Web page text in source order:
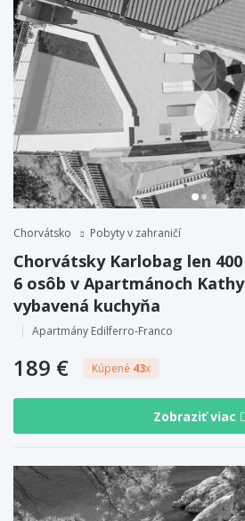
Chorvátsko Pobyty v zahraničí
Chorvátsky Karlobag len
6 osôb v Apartmánoch
vybavená kuchyňa
Apartmány Edilferro-Franco
189 € Kúpené 43x
Zobraziť viac